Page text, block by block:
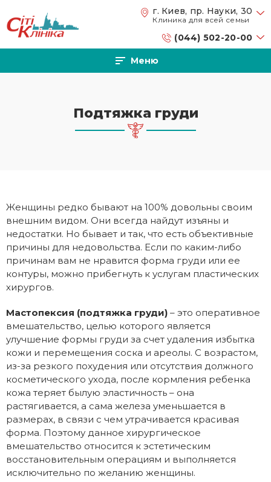
Перейти к основному содержанию г. Киев, пр. Науки, 30
Клиника для всей семьи
(044) 502-20-00
Меню
Подтяжка груди
Женщины редко бывают на 100% довольны своим
внешним видом. Они всегда найдут изъяны и
недостатки. Но бывает и так, что есть объективные
причины для недовольства. Если по каким-либо
причинам вам не нравится форма груди или ее
контуры, можно прибегнуть к услугам пластических
хирургов.
Мастопексия (подтяжка груди) – это оперативное
вмешательство, целью которого является
улучшение формы груди за счет удаления избытка
кожи и перемещения соска и ареолы. С возрастом,
из-за резкого похудения или отсутствия должного
косметического ухода, после кормления ребенка
кожа теряет былую эластичность – она
растягивается, а сама железа уменьшается в
размерах, в связи с чем утрачивается красивая
форма. Поэтому данное хирургическое
вмешательство относится к эстетическим
восстановительным операциям и выполняется
исключительно по желанию женщины.